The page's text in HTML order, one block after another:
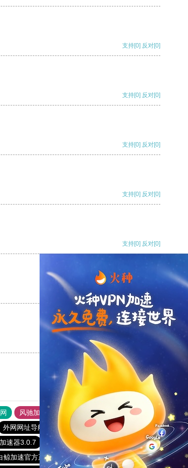
支持[0] 反对[0]
支持[0] 反对[0]
支持[0] 反对[0]
支持[0] 反对[0]
支持[0] 反对[0]
支持 反对
[0]
风驰加速器
旋风加速器
外网网址导航 软件中心 雷霆加速
狂飙加速器
速器3.0.7 梯子npv加速免费
特价机场clash官网
鲸加速官方正版 极风加速器
ins免费加速器app